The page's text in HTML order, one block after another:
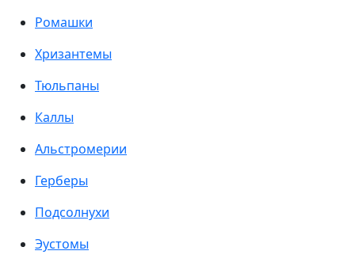
Ромашки
Хризантемы
Тюльпаны
Каллы
Альстромерии
Герберы
Подсолнухи
Эустомы